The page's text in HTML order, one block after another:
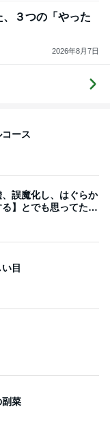
、３つの「やった
2026年8月7日
ース
誤魔化し、はぐらか
】とでも思ってたん
目
副菜